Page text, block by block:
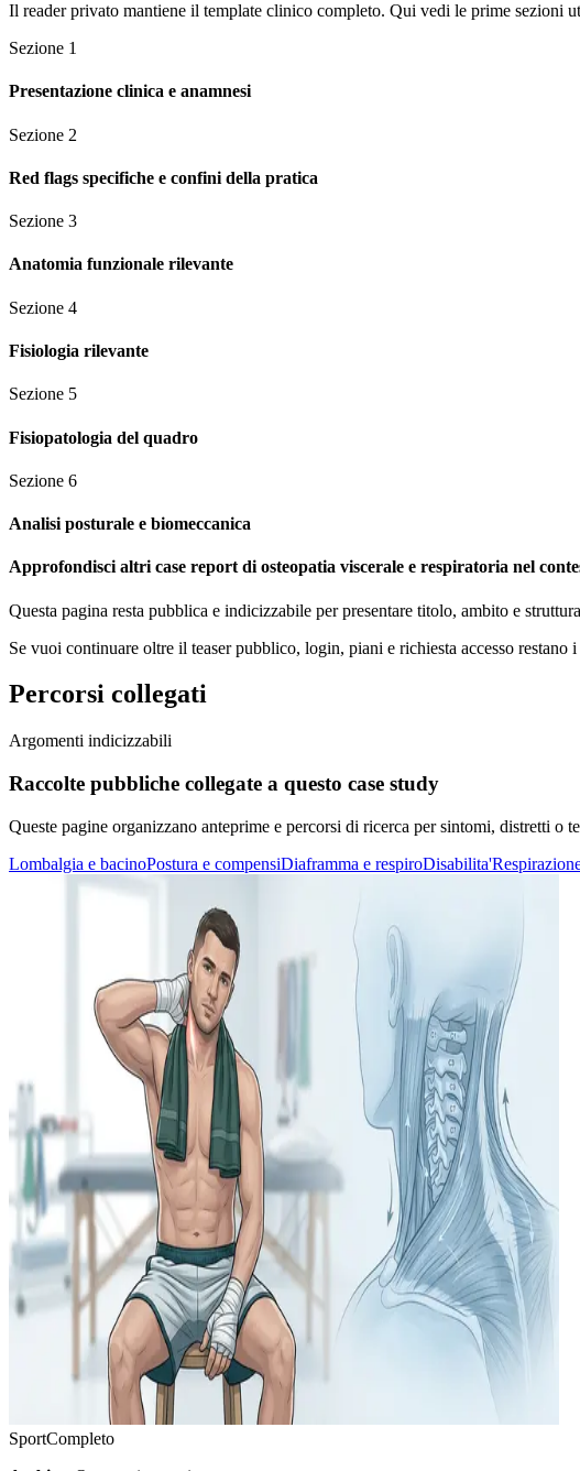
Il reader privato mantiene il template clinico completo. Qui vedi le prime sezioni
Sezione 1
Presentazione clinica e anamnesi
Sezione 2
Red flags specifiche e confini della pratica
Sezione 3
Anatomia funzionale rilevante
Sezione 4
Fisiologia rilevante
Sezione 5
Fisiopatologia del quadro
Sezione 6
Analisi posturale e biomeccanica
Approfondisci altri case report di osteopatia viscerale e respiratoria nel
Questa pagina resta pubblica e indicizzabile per presentare titolo, ambito e
Se vuoi continuare oltre il teaser pubblico, login, piani e richiesta accesso restano
Percorsi collegati
Argomenti indicizzabili
Raccolte pubbliche collegate a questo case study
Queste pagine organizzano anteprime e percorsi di ricerca per sintomi, distretti o
Lombalgia e bacinoPostura e compensiDiaframma e respiroDisabilita'
SportCompleto